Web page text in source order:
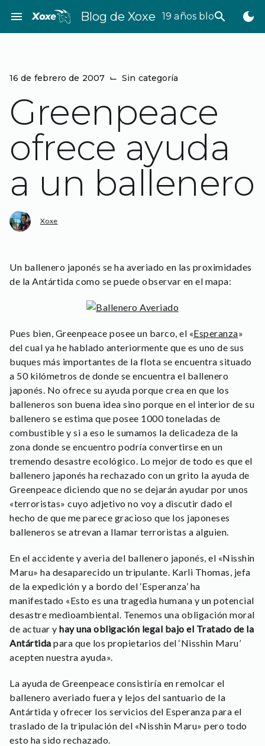
contenido
menu Blog de Xoxe 19 años bloggeando
search dark_mode
16 de febrero de 2007 ⌙ Sin categoría
Greenpeace
ofrece ayuda
a un ballenero
Xoxe
Un ballenero japonés se ha averiado en las proximidades
de la Antártida como se puede observar en el mapa:
Pues bien, Greenpeace posee un barco, el «Esperanza»
del cual ya he hablado anteriormente que es uno de sus
buques más importantes de la flota se encuentra situado
a 50 kilómetros de donde se encuentra el ballenero
japonés. No ofrece su ayuda porque crea en que los
balleneros son buena idea sino porque en el interior de su
ballenero se estima que posee 1000 toneladas de
combustible y si a eso le sumamos la delicadeza de la
zona donde se encuentro podría convertirse en un
tremendo desastre ecológico. Lo mejor de todo es que el
ballenero japonés ha rechazado con un grito la ayuda de
Greenpeace diciendo que no se dejarán ayudar por unos
«terroristas» cuyo adjetivo no voy a discutir dado el
hecho de que me parece gracioso que los japoneses
balleneros se atrevan a llamar terroristas a alguien.
En el accidente y averia del ballenero japonés, el «Nisshin
Maru» ha desaparecido un tripulante. Karli Thomas, jefa
de la expedición y a bordo del ‘Esperanza’ ha
manifestado «Esto es una tragedia humana y un potencial
desastre medioambiental. Tenemos una obligación moral
de actuar y hay una obligación legal bajo el Tratado de la
Antártida para que los propietarios del ‘Nisshin Maru’
acepten nuestra ayuda».
La ayuda de Greenpeace consistiría en remolcar el
ballenero averiado fuera y lejos del santuario de la
Antártida y ofrecer los servicios del Esperanza para el
traslado de la tripulación del «Nisshin Maru» pero todo
esto ha sido rechazado.